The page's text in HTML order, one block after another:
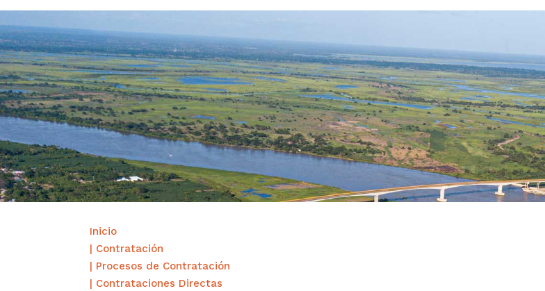
Inicio
| Contratación
| Procesos de Contratación
| Contrataciones Directas